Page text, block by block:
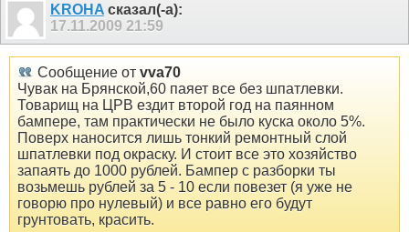
KROHA сказал(-а):
17.11.2009 21:59
Сообщение от vva70
Чувак на Брянской,60 паяет все без шпатлевки.
Товарищ на ЦРВ ездит второй год на паянном
бампере, там практически не было куска около 5%.
Поверх наносится лишь тонкий ремонтный слой
шпатлевки под окраску. И стоит все это хозяйство
запаять до 1000 рублей. Бампер с разборки ты
возьмешь рублей за 5 - 10 если повезет (я уже не
говорю про нулевый) и все равно его будут
грунтовать, красить.